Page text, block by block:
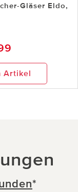
Gläser Eldo,
Artikel
*